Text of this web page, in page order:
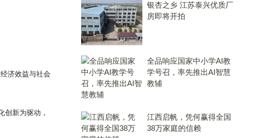
济效益与社会
创新为驱动，
银杏之乡 江苏泰兴优质厂
房即将开拍
全品响应国家中小学AI教
学号召，率先推出AI智慧
教辅
江西启帆，凭何赢得全国
38万家庭的信赖